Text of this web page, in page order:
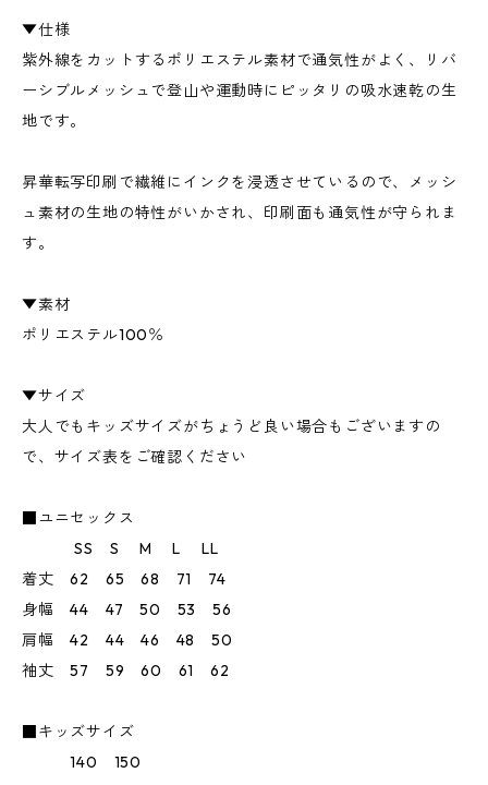
▼仕様
紫外線をカットするポリエステル素材で通気性がよく、リバ
ーシブルメッシュで登山や運動時にピッタリの吸水速乾の生
地です。
昇華転写印刷で繊維にインクを浸透させているので、メッシ
ュ素材の生地の特性がいかされ、印刷面も通気性が守られま
す。
▼素材
ポリエステル100％
▼サイズ
大人でもキッズサイズがちょうど良い場合もございますの
で、サイズ表をご確認ください
■ユニセックス
SS S M L LL
着丈 62 65 68 71 74
身幅 44 47 50 53 56
肩幅 42 44 46 48 50
袖丈 57 59 60 61 62
■キッズサイズ
140 150